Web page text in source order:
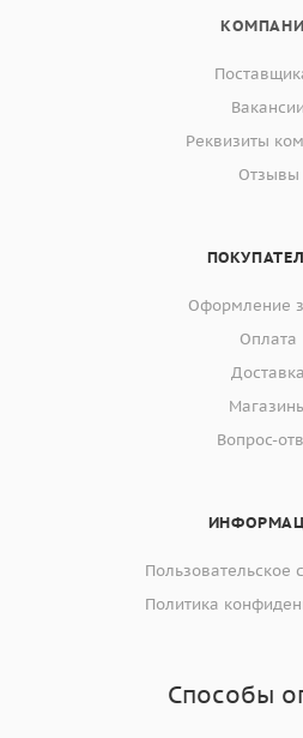
Вакансии
Реквизиты
Отзывы
Оформление
Оплата
Доставка
Вопрос-
Пользовательское
Политика
Способы